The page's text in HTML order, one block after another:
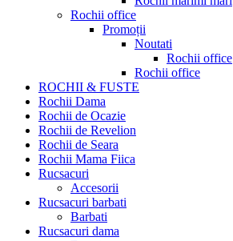
Rochii office
Promoții
Noutati
Rochii office
Rochii office
ROCHII & FUSTE
Rochii Dama
Rochii de Ocazie
Rochii de Revelion
Rochii de Seara
Rochii Mama Fiica
Rucsacuri
Accesorii
Rucsacuri barbati
Barbati
Rucsacuri dama